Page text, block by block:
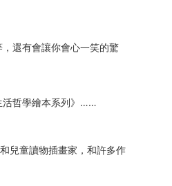
還有會讓你會心一笑的驚
活哲學繪本系列》……
兒童讀物插畫家，和許多作